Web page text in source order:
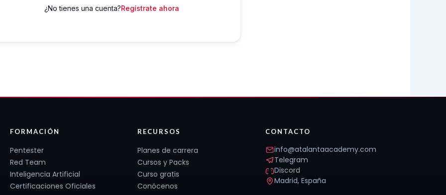
¿No tienes una cuenta?Regístrate ahora
FORMACIÓN
Pentester
Red Team
Inteligencia Artificial
Certificaciones Oficiales
RECURSOS
Planes de carrera
Cursos y Packs
Curso gratis
Conócenos
CONTACTO
info@atalantaacademy.com
Telegram
Discord
Madrid, España